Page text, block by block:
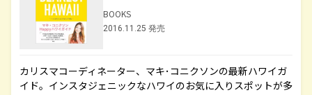
BOOKS
2016.11.25 発売
カリスマコーディネーター、マキ･コニクソンの最新ハワイガ
イド。インスタジェニックなハワイのお気に入りスポットが多